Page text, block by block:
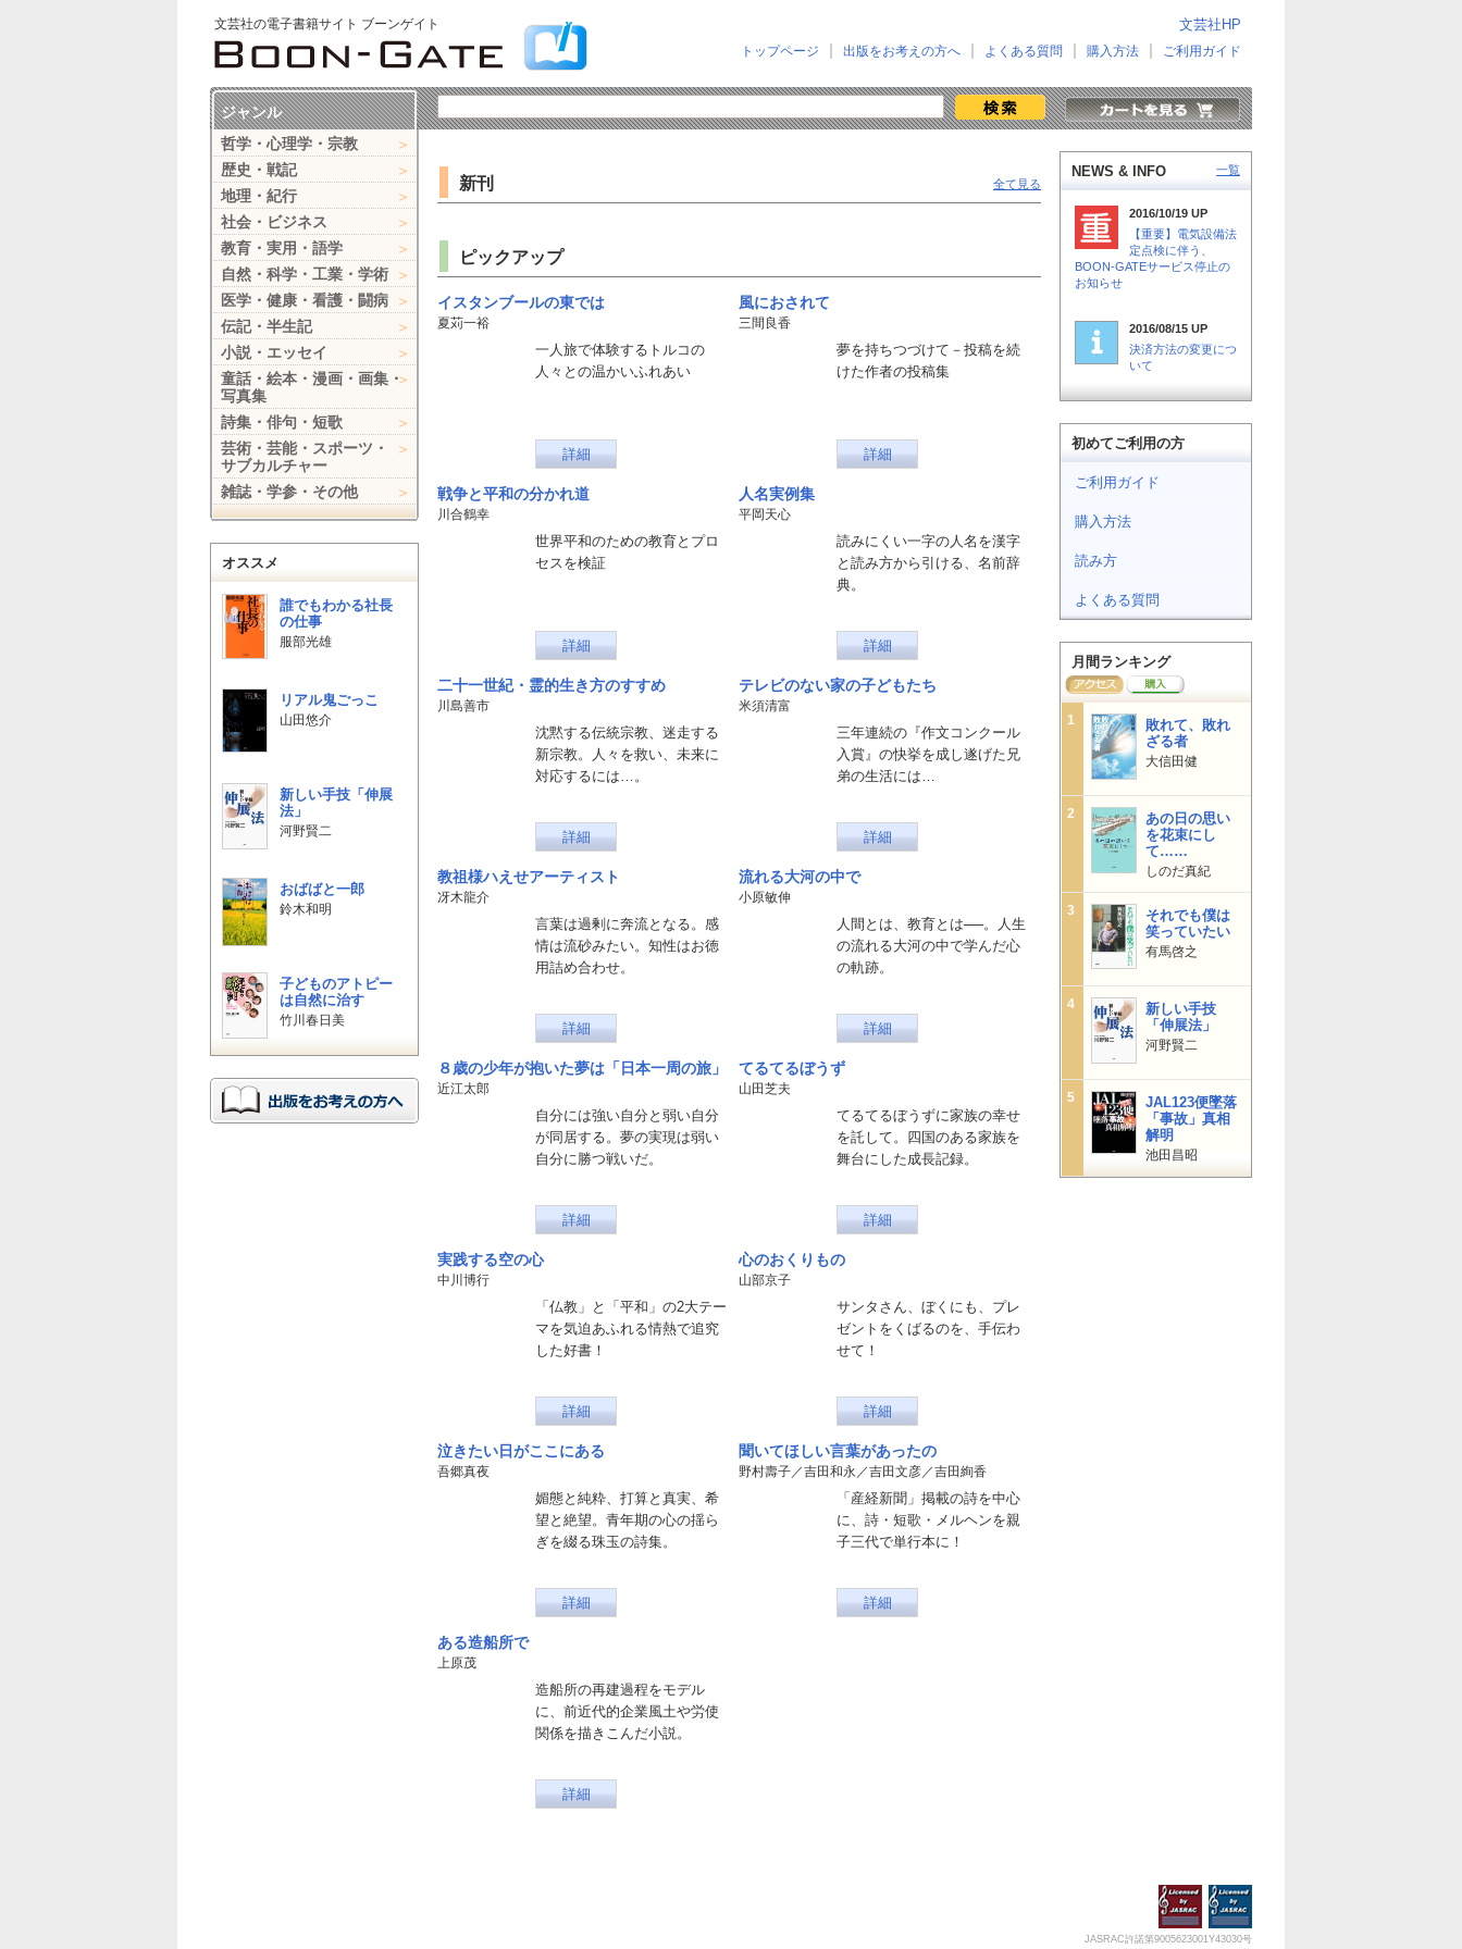
文芸社の電子書籍サイト ブーンゲイト 文芸社HP
トップページ 出版をお考えの方へ よくある質問 購入方法 ご利用ガイド
新刊 全て見る
ピックアップ
イスタンブールの東では
夏苅一裕
一人旅で体験するトルコの
人々との温かいふれあい
詳細
風におされて
三間良香
夢を持ちつづけて－投稿を続
けた作者の投稿集
詳細
戦争と平和の分かれ道
川合鶴幸
世界平和のための教育とプロ
セスを検証
詳細
人名実例集
平岡天心
読みにくい一字の人名を漢字
と読み方から引ける、名前辞
典。
詳細
二十一世紀・霊的生き方のすすめ
川島善市
沈黙する伝統宗教、迷走する
新宗教。人々を救い、未来に
対応するには…。
詳細
テレビのない家の子どもたち
米須清富
三年連続の『作文コンクール
入賞』の快挙を成し遂げた兄
弟の生活には…
詳細
教祖様ハえせアーティスト
冴木龍介
言葉は過剰に奔流となる。感
情は流砂みたい。知性はお徳
用詰め合わせ。
詳細
流れる大河の中で
小原敏伸
人間とは、教育とは──。人生
の流れる大河の中で学んだ心
の軌跡。
詳細
８歳の少年が抱いた夢は「日本一周の旅」
近江太郎
自分には強い自分と弱い自分
が同居する。夢の実現は弱い
自分に勝つ戦いだ。
詳細
てるてるぼうず
山田芝夫
てるてるぼうずに家族の幸せ
を託して。四国のある家族を
舞台にした成長記録。
詳細
実践する空の心
中川博行
「仏教」と「平和」の2大テー
マを気迫あふれる情熱で追究
した好書！
詳細
心のおくりもの
山部京子
サンタさん、ぼくにも、プレ
ゼントをくばるのを、手伝わ
せて！
詳細
泣きたい日がここにある
吾郷真夜
媚態と純粋、打算と真実、希
望と絶望。青年期の心の揺ら
ぎを綴る珠玉の詩集。
詳細
聞いてほしい言葉があったの
野村壽子／吉田和永／吉田文彦／吉田絢香
「産経新聞」掲載の詩を中心
に、詩・短歌・メルヘンを親
子三代で単行本に！
詳細
ある造船所で
上原茂
造船所の再建過程をモデル
に、前近代的企業風土や労使
関係を描きこんだ小説。
詳細
ジャンル
哲学・心理学・宗教
歴史・戦記
地理・紀行
社会・ビジネス
教育・実用・語学
自然・科学・工業・学術
医学・健康・看護・闘病
伝記・半生記
小説・エッセイ
童話・絵本・漫画・画集・
写真集
詩集・俳句・短歌
芸術・芸能・スポーツ・
サブカルチャー
雑誌・学参・その他
オススメ
誰でもわかる社長
の仕事
服部光雄
リアル鬼ごっこ
山田悠介
新しい手技「伸展
法」
河野賢二
おばばと一郎
鈴木和明
子どものアトピー
は自然に治す
竹川春日美
NEWS & INFO 一覧
2016/10/19 UP
【重要】電気設備法
定点検に伴う、
BOON-GATEサービス停止の
お知らせ
2016/08/15 UP
決済方法の変更につ
いて
初めてご利用の方
ご利用ガイド
購入方法
読み方
よくある質問
月間ランキング
1
敗れて、敗れ
ざる者
大信田健
2
あの日の思い
を花束にし
て……
しのだ真紀
3
それでも僕は
笑っていたい
有馬啓之
4
新しい手技
「伸展法」
河野賢二
5
JAL123便墜落
「事故」真相
解明
池田昌昭
JASRAC許諾第9005623001Y43030号